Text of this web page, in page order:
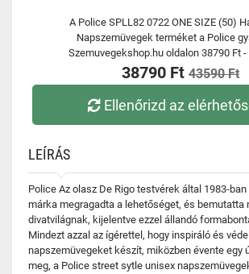
A Police SPLL82 0722 ONE SIZE (50)
Napszemüvegek terméket a Police
Szemuvegekshop.hu oldalon 38790 Ft
38790 Ft 43590 Ft
Ellenőrizd az
LEÍRÁS
Police Az olasz De Rigo testvérek által 1983-
márka megragadta a lehetőséget, és bemutatta
divatvilágnak, kijelentve ezzel állandó
Mindezt azzal az ígérettel, hogy inspiráló és
napszemüvegeket készít, miközben évente egy
meg, a Police street sytle unisex